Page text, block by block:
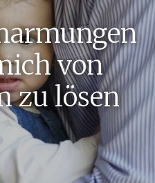
von
zu lösen